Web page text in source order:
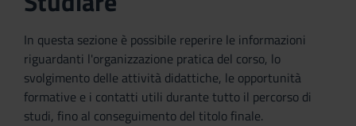
In questa sezione è possibile reperire le informazioni
riguardanti l'organizzazione pratica del corso, lo
svolgimento delle attività didattiche, le opportunità
formative e i contatti utili durante tutto il percorso di
studi, fino al conseguimento del titolo finale.